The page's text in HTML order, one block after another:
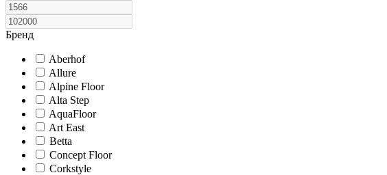
Бренд
Aberhof
Allure
Alpine Floor
Alta Step
AquaFloor
Art East
Betta
Concept Floor
Corkstyle